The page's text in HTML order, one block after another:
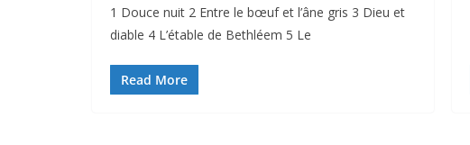
1 Douce nuit 2 Entre le bœuf et l’âne gris 3 Dieu et
diable 4 L’étable de Bethléem 5 Le
Read More